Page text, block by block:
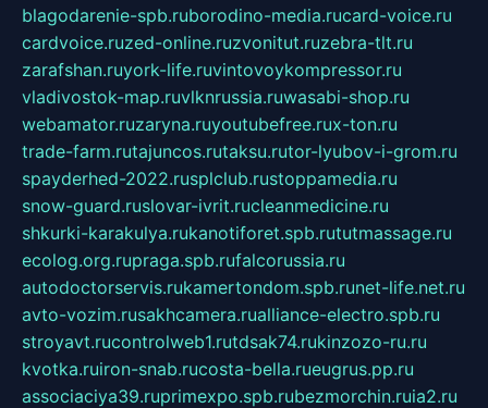
blagodarenie-spb.ruborodino-media.rucard-voice.ru
cardvoice.ruzed-online.ruzvonitut.ruzebra-tlt.ru
zarafshan.ruyork-life.ruvintovoykompressor.ru
vladivostok-map.ruvlknrussia.ruwasabi-shop.ru
webamator.ruzaryna.ruyoutubefree.rux-ton.ru
trade-farm.rutajuncos.rutaksu.rutor-lyubov-i-grom.ru
spayderhed-2022.rusplclub.rustoppamedia.ru
snow-guard.ruslovar-ivrit.rucleanmedicine.ru
shkurki-karakulya.rukanotiforet.spb.rututmassage.ru
ecolog.org.rupraga.spb.rufalcorussia.ru
autodoctorservis.rukamertondom.spb.runet-life.net.ru
avto-vozim.rusakhcamera.rualliance-electro.spb.ru
stroyavt.rucontrolweb1.rutdsak74.rukinzozo-ru.ru
kvotka.ruiron-snab.rucosta-bella.rueugrus.pp.ru
associaciya39.ruprimexpo.spb.rubezmorchin.ruia2.ru